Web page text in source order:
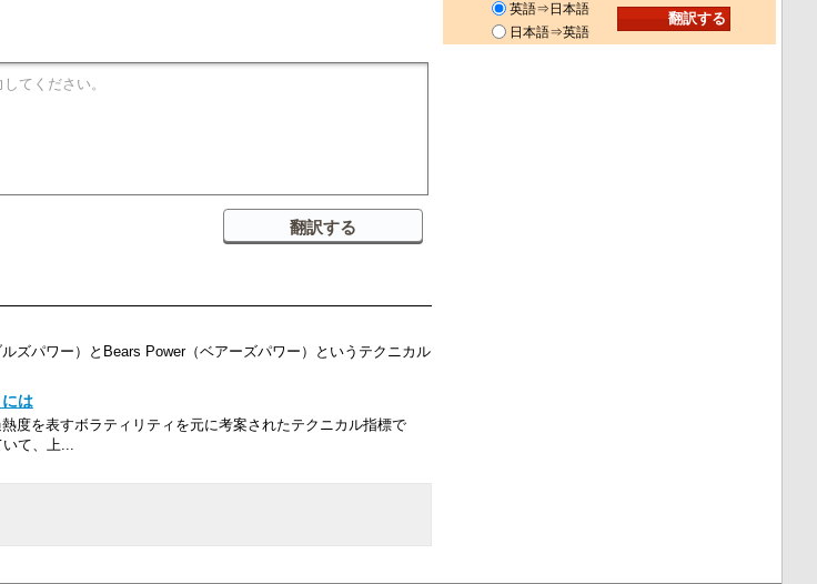
ズパワー）とBears Power（ベアーズパワー）というテクニカル
は
度を表すボラティリティを元に考案されたテクニカル指標で
て、上...
英語⇒日本語
日本語⇒英語